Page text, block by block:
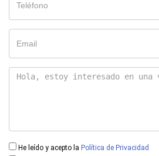
He leído y acepto la Política de Privacidad